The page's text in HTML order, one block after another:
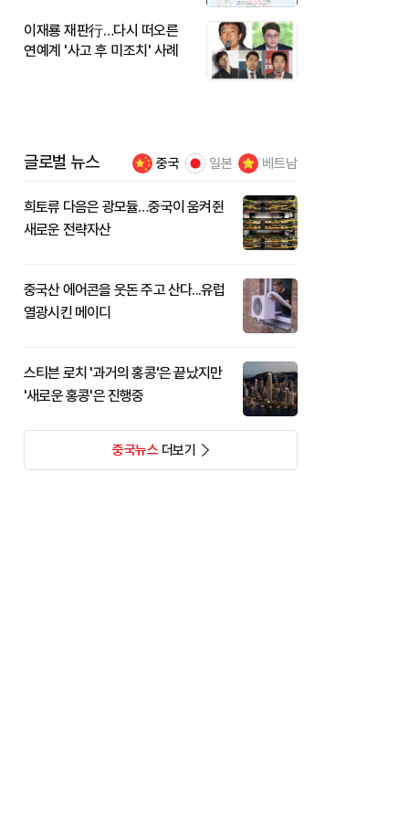
이재룡 재판行…다시 떠오른
연예계 '사고 후 미조치' 사례
글로벌 뉴스 중국 일본 베트남
희토류 다음은 광모듈…중국이 움켜쥔
새로운 전략자산
중국산 에어콘을 웃돈 주고 산다...유럽
열광시킨 메이디
스티븐 로치 '과거의 홍콩'은 끝났지만
'새로운 홍콩'은 진행중
중국뉴스더보기